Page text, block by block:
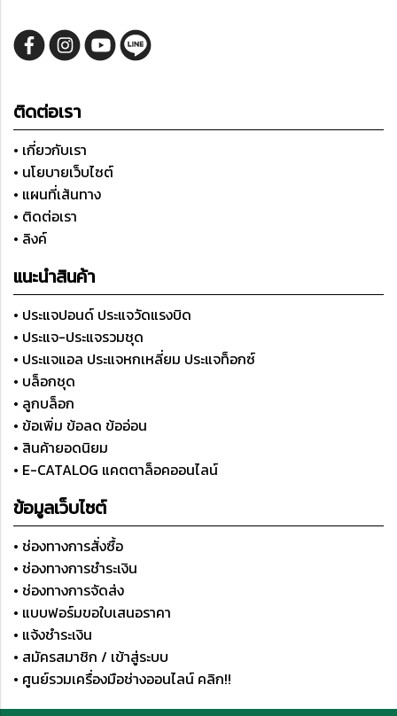
ติดต่อเรา
• เกี่ยวกับเรา
• นโยบายเว็บไซต์
• แผนที่เส้นทาง
• ติดต่อเรา
• ลิงค์
แนะนำสินค้า
• ประแจปอนด์ ประแจวัดแรงบิด
• ประแจ-ประแจรวมชุด
• ประแจแอล ประแจหกเหลี่ยม ประแจท็อกซ์
• บล็อกชุด
• ลูกบล็อก
• ข้อเพิ่ม ข้อลด ข้ออ่อน
• สินค้ายอดนิยม
• E-CATALOG แคตตาล็อคออนไลน์
ข้อมูลเว็บไซต์
• ช่องทางการสั่งซื้อ
• ช่องทางการชำระเงิน
• ช่องทางการจัดส่ง
• แบบฟอร์มขอใบเสนอราคา
• แจ้งชำระเงิน
• สมัครสมาชิก / เข้าสู่ระบบ
• ศูนย์รวมเครื่องมือช่างออนไลน์ คลิก!!